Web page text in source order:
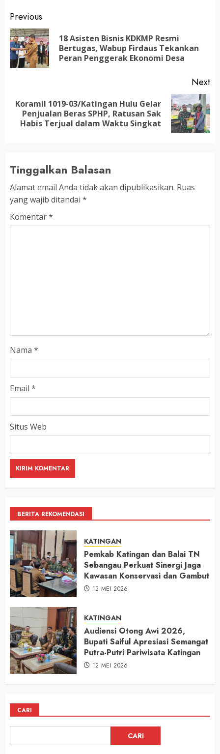
Post
navigation
Previous
18 Asisten Bisnis KDKMP Resmi
Bertugas, Wabup Firdaus Tekankan
Peran Penggerak Ekonomi Desa
Next
Next
post:
Koramil 1019-03/Katingan Hulu Gelar
Penjualan Beras SPHP, Ratusan Sak
Habis Terjual dalam Waktu Singkat
Tinggalkan Balasan
Alamat email Anda tidak akan dipublikasikan. Ruas
yang wajib ditandai *
Komentar*
Nama *
Email *
Situs Web
BERITA REKOMENDASI
KATINGAN
Pemkab Katingan dan Balai TN
Sebangau Perkuat Sinergi Jaga
Kawasan Konservasi dan Gambut
12 MEI 2026
KATINGAN
Audiensi Otong Awi 2026,
Bupati Saiful Apresiasi Semangat
Putra-Putri Pariwisata Katingan
12 MEI 2026
CARI
CARI